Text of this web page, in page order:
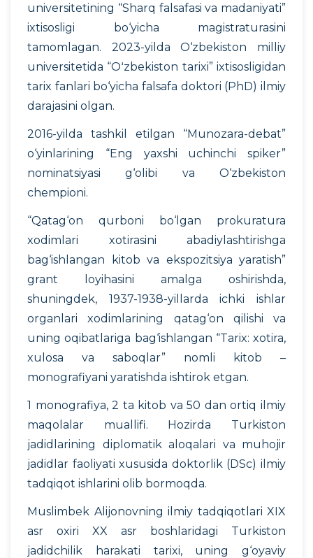
universitetining “Sharq falsafasi va madaniyati”
ixtisosligi bo‘yicha magistraturasini
tamomlagan. 2023-yilda O‘zbekiston milliy
universitetida “Oʻzbekiston tarixi” ixtisosligidan
tarix fanlari bo‘yicha falsafa doktori (PhD) ilmiy
darajasini olgan.
2016-yilda tashkil etilgan “Munozara-debat”
o‘yinlarining “Eng yaxshi uchinchi spiker”
nominatsiyasi g‘olibi va O‘zbekiston
chempioni.
“Qatag‘on qurboni bo‘lgan prokuratura
xodimlari xotirasini abadiylashtirishga
bag‘ishlangan kitob va ekspozitsiya yaratish”
grant loyihasini amalga oshirishda,
shuningdek, 1937-1938-yillarda ichki ishlar
organlari xodimlarining qatag‘on qilishi va
uning oqibatlariga bag‘ishlangan “Tarix: xotira,
xulosa va saboqlar” nomli kitob –
monografiyani yaratishda ishtirok etgan.
1 monografiya, 2 ta kitob va 50 dan ortiq ilmiy
maqolalar muallifi. Hozirda Turkiston
jadidlarining diplomatik aloqalari va muhojir
jadidlar faoliyati xususida doktorlik (DSc) ilmiy
tadqiqot ishlarini olib bormoqda.
Muslimbek Alijonovning ilmiy tadqiqotlari XIX
asr oxiri XX asr boshlaridagi Turkiston
jadidchilik harakati tarixi, uning g‘oyaviy